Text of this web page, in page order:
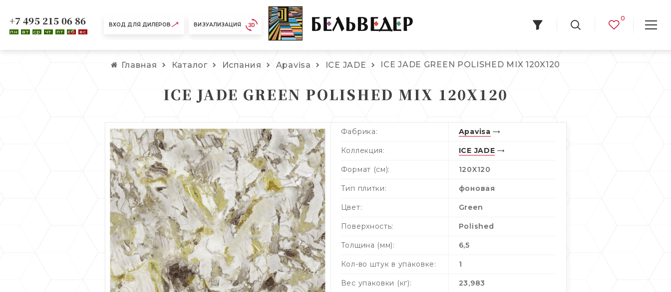
ВХОД ДЛЯ ДИЛЕРОВ ВИЗУАЛИЗАЦИЯ
+7 495 215 06 86
пн вт ср чт пт сб вс
0
Главная Каталог Испания Apavisa ICE JADE ICE JADE GREEN POLISHED MIX 120X120
ICE JADE GREEN POLISHED MIX 120X120
Фабрика: Apavisa
Коллекция: ICE JADE
Формат (см): 120X120
Тип плитки: фоновая
Цвет: Green
Поверхность: Polished
Толщина (мм): 6,5
Кол-во штук в упаковке: 1
Вес упаковки (кг): 23,983